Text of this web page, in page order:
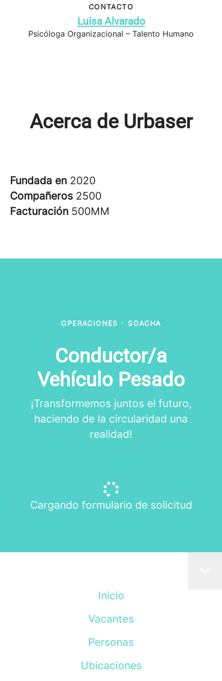
CONTACTO
Luisa Alvarado
Psicóloga Organizacional – Talento Humano
Acerca de Urbaser
Fundada en 2020
Compañeros 2500
Facturación 500MM
OPERACIONES · SOACHA
Conductor/a
Vehículo Pesado
¡Transformemos juntos el futuro,
haciendo de la circularidad una
realidad!
Cargando formulario de solicitud
Inicio
Vacantes
Personas
Ubicaciones